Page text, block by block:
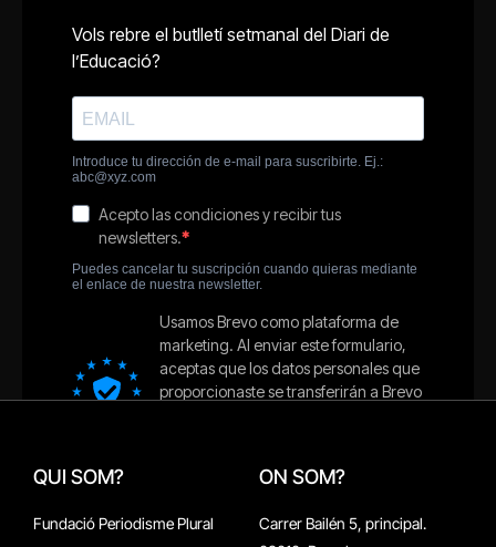
QUI SOM?
Fundació Periodisme Plural
ON SOM?
Carrer Bailén 5, principal.